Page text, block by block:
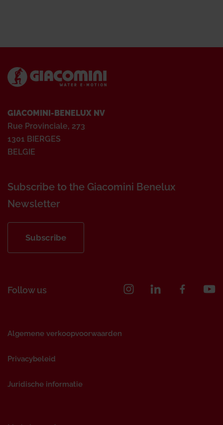
GIACOMINI-BENELUX NV
Rue Provinciale, 273
1301 BIERGES
BELGIE
Subscribe to the Giacomini Benelux
Newsletter
Subscribe
Follow us
Algemene verkoopvoorwaarden
Privacybeleid
Juridische informatie